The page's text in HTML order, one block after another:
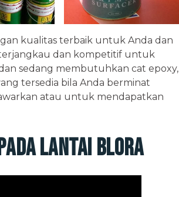
kualitas terbaik untuk Anda dan
dan kompetitif untuk
sedang membutuhkan cat epoxy,
tersedia bila Anda berminat
atau untuk mendapatkan
Lantai Blora